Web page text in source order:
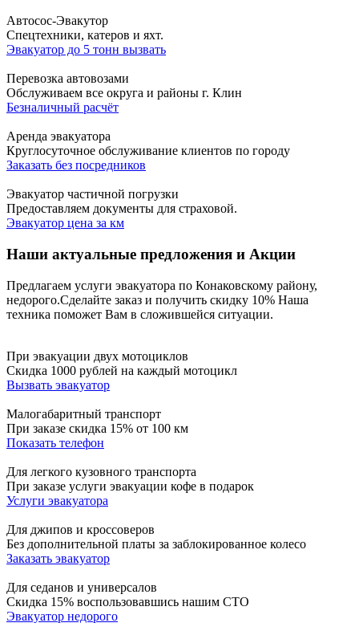
Автосос-Эвакутор
Cпецтехники, катеров и яхт.
Эвакуатор до 5 тонн вызвать
Перевозка автовозами
Обслуживаем все округа и районы г. Клин
Безналичный расчёт
Аренда эвакуатора
Круглосуточное обслуживание клиентов по городу
Заказать без посредников
Эвакуатор частичной погрузки
Предоставляем документы для страховой.
Эвакуатор цена за км
Наши актуальные предложения и Акции
Предлагаем услуги эвакуатора по Конаковскому району,
недорого.Сделайте заказ и получить скидку 10% Наша
техника поможет Вам в сложившейся ситуации.
При эвакуации двух мотоциклов
Скидка 1000 рублей на каждый мотоцикл
Вызвать эвакуатор
Малогабаритный транспорт
При заказе скидка 15% от 100 км
Показать телефон
Для легкого кузовного транспорта
При заказе услуги эвакуации кофе в подарок
Услуги эвакуатора
Для джипов и кроссоверов
Без дополнительной платы за заблокированное колесо
Заказать эвакуатор
Для седанов и универсалов
Скидка 15% воспользовавшись нашим СТО
Эвакуатор недорого